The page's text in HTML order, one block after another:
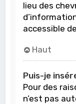
lieu des
accessible
Haut
Puis-je
Pour des
n’est pas